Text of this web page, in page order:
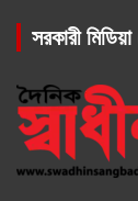
সরকারী